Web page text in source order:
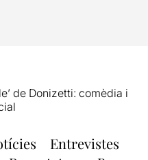
de Donizetti: comèdia i
Entrevistes